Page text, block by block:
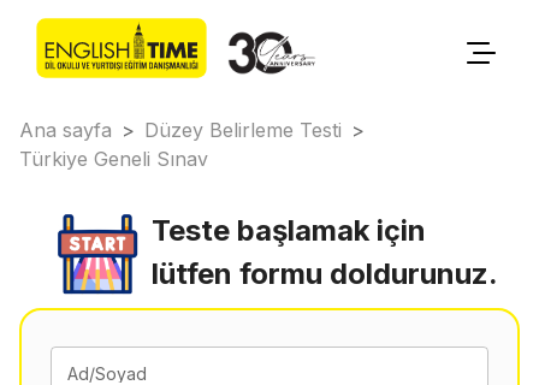
Ana sayfa > Düzey Belirleme Testi >
Türkiye Geneli Sınav
Teste başlamak için
lütfen formu doldurunuz.
Ad/Soyad